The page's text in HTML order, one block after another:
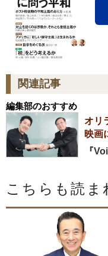
関連記事
編集部のおすすめ
オリ
映画
『
こちらも読ま